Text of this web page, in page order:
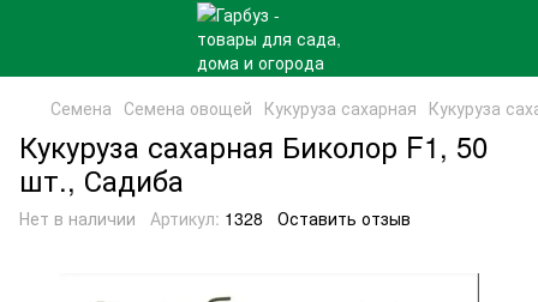
Семена Семена овощей Кукуруза сахарная Кукуруза
Кукуруза сахарная Биколор F1, 50
шт., Садиба
Нет в наличии Артикул: 1328 Оставить отзыв